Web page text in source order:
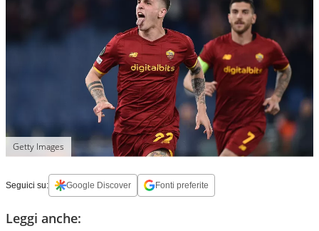
Getty Images
Seguici su: Google Discover Fonti preferite
Leggi anche: